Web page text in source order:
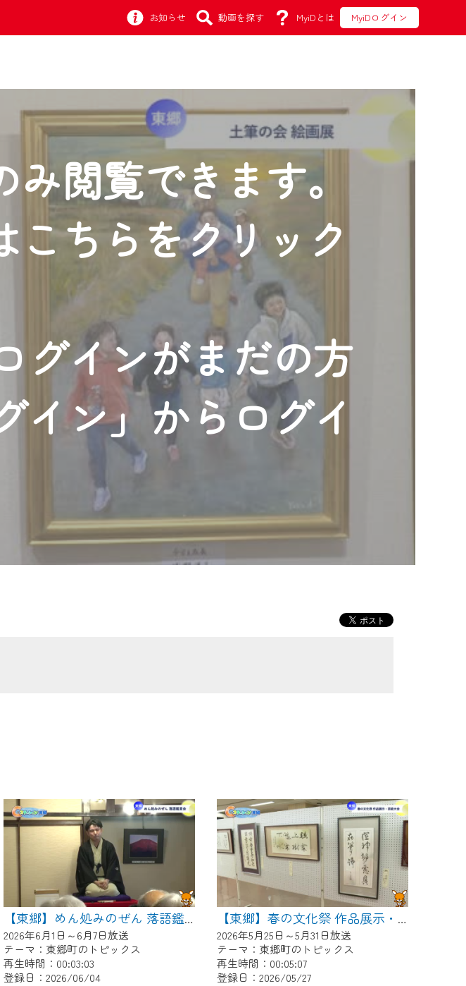
お知らせ 動画を探す MyiDとは MyiDログイン
閲覧できます。
こちらをクリック
グインがまだの方
イン」からログイ
【東郷】めん処みのぜん 落語鑑賞会
2026年6月1日～6月7日放送
テーマ：東郷町のトピックス
再生時間：00:03:03
登録日：2026/06/04
【東郷】春の文化祭 作品展示・芸能大会
2026年5月25日～5月31日放送
テーマ：東郷町のトピックス
再生時間：00:05:07
登録日：2026/05/27
せ
ーアルします！
目瞭然。
でも！
す！
、
ンが必要となります。
頂くためのIDです。
しています。
す。